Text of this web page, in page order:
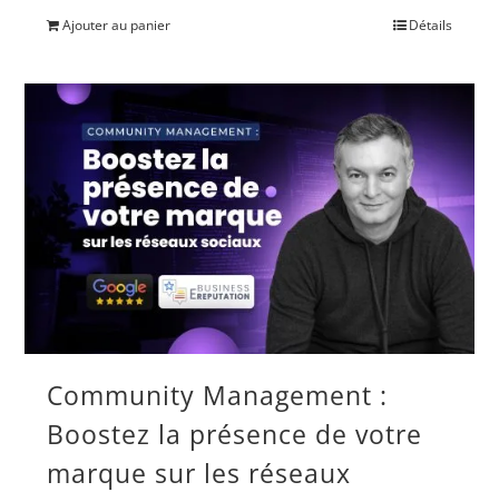
Ajouter au panier Détails
Community Management :
Boostez la présence de votre
marque sur les réseaux